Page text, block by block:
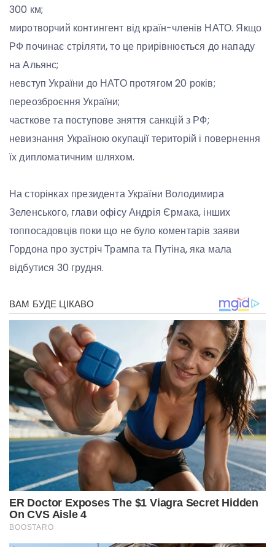
300 км;
миротворчий контингент від країн-членів НАТО. Якщо
РФ починає стріляти, то це прирівнюється до нападу
на Альянс;
невступ України до НАТО протягом 20 років;
переозброєння України;
часткове та поступове зняття санкцій з РФ;
невизнання Україною окупації територій і повернення
їх дипломатичним шляхом.
На сторінках президента України Володимира
Зеленського, глави офісу Андрія Єрмака, інших
топпосадовців поки що не було коментарів заяви
Гордона про зустріч Трампа та Путіна, яка мала
відбутися 30 грудня.